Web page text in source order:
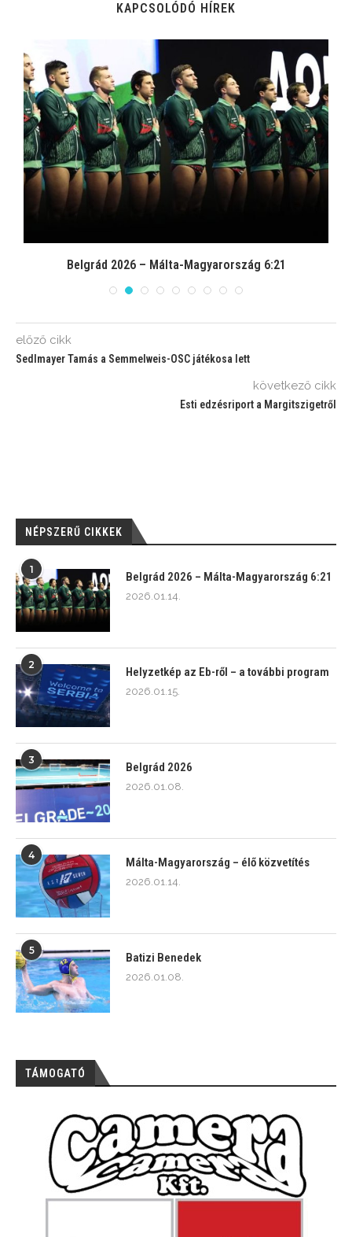
KAPCSOLÓDÓ HÍREK
Belgrád 2026 – Málta-Magyarország 6:21
előző cikk
Sedlmayer Tamás a Semmelweis-OSC játékosa lett
következő cikk
Esti edzésriport a Margitszigetről
NÉPSZERŰ CIKKEK
1
Belgrád 2026 – Málta-Magyarország 6:21
2026.01.14.
2
Helyzetkép az Eb-ről – a további program
2026.01.15.
3
Belgrád 2026
2026.01.08.
4
Málta-Magyarország – élő közvetítés
2026.01.14.
5
Batizi Benedek
2026.01.08.
TÁMOGATÓ